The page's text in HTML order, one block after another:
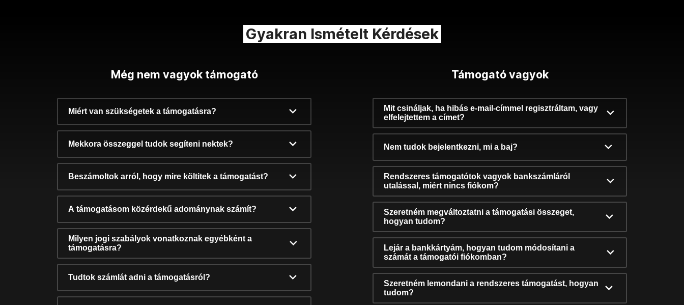
Gyakran Ismételt Kérdések
Még nem vagyok támogató
Miért van szükségetek a támogatásra?
Mekkora összeggel tudok segíteni nektek?
Beszámoltok arról, hogy mire költitek a támogatást?
A támogatásom közérdekű adománynak számít?
Milyen jogi szabályok vonatkoznak egyébként a
támogatásra?
Tudtok számlát adni a támogatásról?
Támogató vagyok
Mit csináljak, ha hibás e-mail-címmel regisztráltam, vagy
elfelejtettem a címet?
Nem tudok bejelentkezni, mi a baj?
Rendszeres támogatótok vagyok bankszámláról
utalással, miért nincs fiókom?
Szeretném megváltoztatni a támogatási összeget,
hogyan tudom?
Lejár a bankkártyám, hogyan tudom módosítani a
számát a támogatói fiókomban?
Szeretném lemondani a rendszeres támogatást, hogyan
tudom?